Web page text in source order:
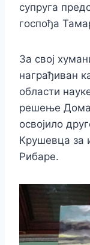
супруга
госпођа
За свој
награђиван
области
решење Дома
освојило
Крушевца за
Рибаре.